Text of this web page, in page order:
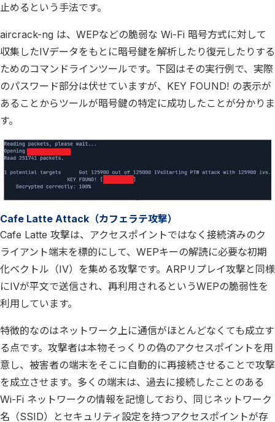
止めるという手法です。
aircrack-ng は、WEPなどの脆弱な Wi-Fi 暗号方式に対して
収集したIVデータをもとに暗号鍵を解析したり復元したりする
ためのコマンドラインツールです。下図はその実行例で、実際
のパスワード部分は伏せていますが、KEY FOUND! の表示が
あることからツールが暗号鍵の特定に成功したことが分かりま
す。
Cafe Latte Attack（カフェラテ攻撃）
Cafe Latte 攻撃は、アクセスポイントではなく接続済みのク
ライアント端末を標的にして、WEPキーの解読に必要な初期
化ベクトル（IV）を集める攻撃です。ARPリプレイ攻撃と同様
にIVが平文で送信され、再利用されるというWEPの脆弱性を
利用しています。
特徴的なのはネットワーク上に通信がほとんどなくても成立す
る点です。攻撃者は本物そっくりの偽のアクセスポイントを用
意し、被害者の端末をそこに自動的に再接続させることで攻撃
を成立させます。多くの端末は、過去に接続したことのある
Wi-Fi ネットワークの情報を記憶しており、同じネットワーク
名（SSID）とセキュリティ設定を持つアクセスポイントが存